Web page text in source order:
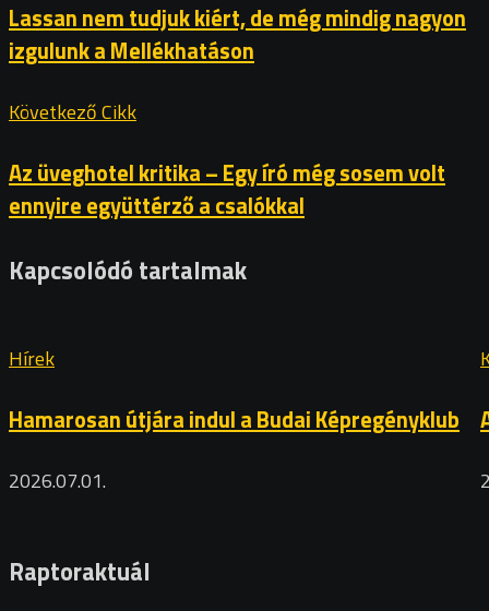
Lassan nem tudjuk kiért, de még mindig nagyon
izgulunk a Mellékhatáson
Következő Cikk
Az üveghotel kritika – Egy író még sosem volt
ennyire együttérző a csalókkal
Kapcsolódó tartalmak
Hírek
Hamarosan útjára indul a Budai Képregényklub
2026.07.01.
Raptoraktuál